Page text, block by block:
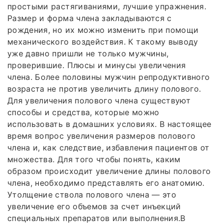
простыми растягиваниями, лучшие упражнения.
Размер и форма члена закладываются с
рождения, но их можно изменить при помощи
механического воздействия. К такому выводу
уже давно пришли не только мужчины,
проверившие. Плюсы и минусы увеличения
члена. Более половины мужчин репродуктивного
возраста не против увеличить длину полового.
Для увеличения полового члена существуют
способы и средства, которые можно
использовать в домашних условиях. В настоящее
время вопрос увеличения размеров полового
члена и, как следствие, избавления пациентов от
множества. Для того чтобы понять, каким
образом происходит увеличение длины полового
члена, необходимо представлять его анатомию.
Утолщение ствола полового члена — это
увеличение его объемов за счет инъекций
специальных препаратов или выполнения.В